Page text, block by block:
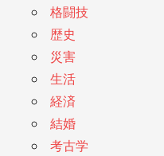
格闘技
歴史
災害
生活
経済
結婚
考古学